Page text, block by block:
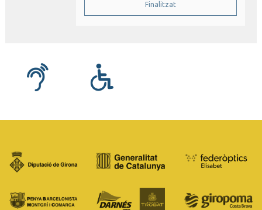
Finalitzat